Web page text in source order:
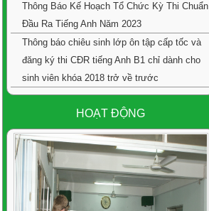
Thông Báo Kế Hoạch Tổ Chức Kỳ Thi Chuẩn
Đầu Ra Tiếng Anh Năm 2023
Thông báo chiêu sinh lớp ôn tập cấp tốc và
đăng ký thi CĐR tiếng Anh B1 chỉ dành cho
sinh viên khóa 2018 trở về trước
HOẠT ĐỘNG